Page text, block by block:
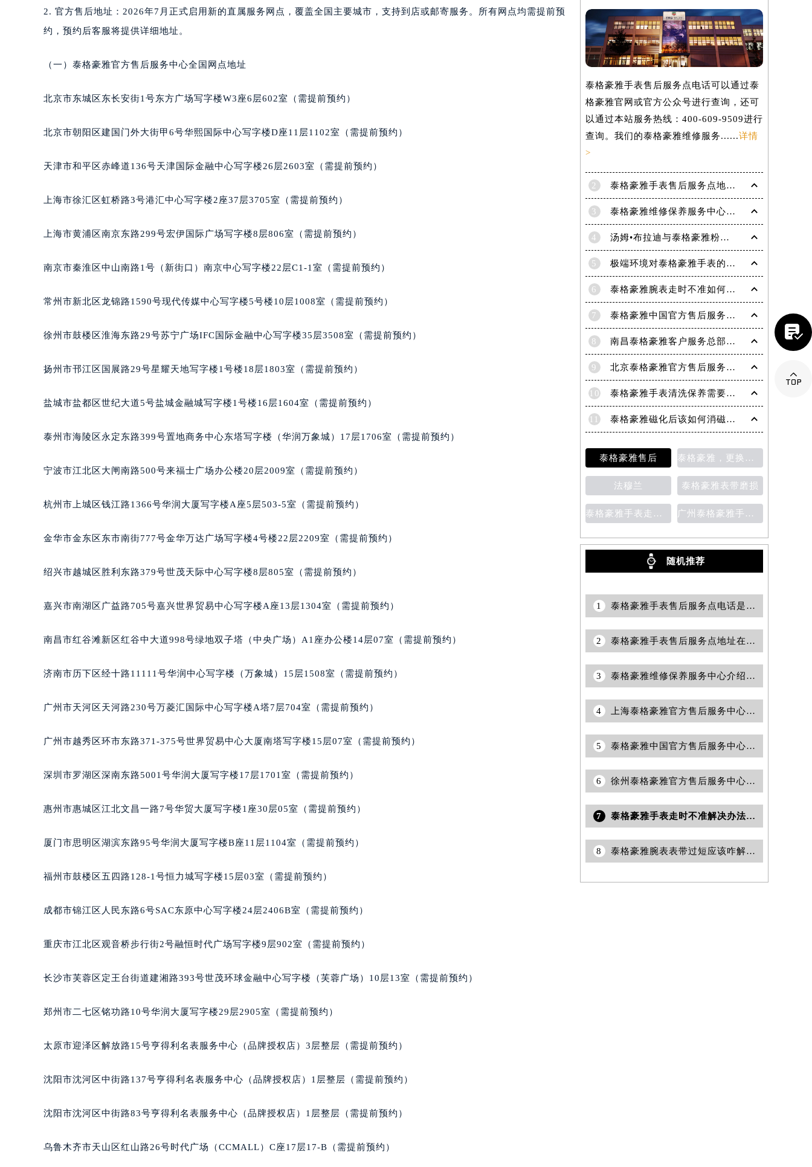
南通市崇川区工农路57号圆融广场写字楼16层1603室（需提前预约）
苏州市苏州工业园区星港街199号苏州中心办公楼C座22层08室（需提前预约）
南宁市青秀区金湖路59号地王大厦12楼1224室（需提前预约）
泉州市丰泽区宝洲路729号浦西万达中心写字楼A座7楼709室（需提前预约）
烟台市芝罘区胜利路139号万达金融中心A座907室（需提前预约）
贵阳市南明区都司高架桥路33号亨特国际金融中心14楼14D（需提前预约）
石家庄市长安区中山东路39号勒泰中心写字楼B座13层07室（需提前预约）
海口市龙华区金贸东路5号海口华润大厦B座17层1707室（需提前预约）
台州市椒江区东海大道1800号腾达中心东1幢20楼2002室（需提前预约）
甘肃省兰州市七里河区西津西路16号兰州中心写字楼21层2102室（需提前预约）
黑龙江省大庆市萨尔图区会战大街泰格豪雅售后服务中心（需提前预约）
黑龙江省黑河市爱辉区中央街泰格豪雅售后服务中心（需提前预约）
黑龙江省佳木斯市向阳区长安路泰格豪雅售后服务中心（需提前预约）
黑龙江省七台河市桃山区大同街泰格豪雅售后服务中心（需提前预约）
黑龙江省双鸭山市尖山区新兴大街泰格豪雅售后服务中心（需提前预约）
黑龙江省伊春市伊美区通河路泰格豪雅售后服务中心（需提前预约）
吉林省白山市浑江区浑江大街泰格豪雅售后服务中心（需提前预约）
吉林省辽源市龙山区人民大街泰格豪雅售后服务中心（需提前预约）
吉林省四平市铁东区紫气大路与南九经街交汇处泰格豪雅售后服务中心（需提前预约）
吉林省通化市东昌区环通乡江南大街泰格豪雅售后服务中心（需提前预约）
辽宁省鞍山市铁东区站前街泰格豪雅售后服务中心（需提前预约）
辽宁省朝阳市双塔区新华路泰格豪雅售后服务中心（需提前预约）
辽宁省抚顺市新抚区东一路泰格豪雅售后服务中心（需提前预约）
辽宁省葫芦岛市连山区中央路泰格豪雅售后服务中心（需提前预约）
辽宁省辽阳市白塔区新运大街泰格豪雅售后服务中心（需提前预约）
辽宁省铁岭市银州区南马路泰格豪雅售后服务中心（需提前预约）
辽宁省沈阳市沈河区中街路137号亨得利名表维修授权店1楼泰格豪雅售后服务中心（需提前预约）
北京市朝阳区建国门外大街甲6号华熙国际中心D座11层1102室泰格豪雅售后服务中心（北京总部）（需提前预约）
河北省保定市竞秀区朝阳北大街北国先天下泰格豪雅售后服务中心（需提前预约）
内蒙古自治区巴彦淖尔市临河区新华街泰格豪雅售后服务中心（需提前预约）
内蒙古自治区赤峰市红山区哈达街泰格豪雅售后服务中心（需提前预约）
内蒙古自治区呼伦贝尔市海拉尔区中央街泰格豪雅售后服务中心（需提前预约）
内蒙古自治区乌海市海勃湾区人民南路泰格豪雅售后服务中心（需提前预约）
内蒙古自治区锡林郭勒盟市锡林浩特市光明街与额尔敦路交叉口泰格豪雅售后服务中心（需提前预约）
山西省大同市平城区迎宾街泰格豪雅售后服务中心（需提前预约）
2. 官方售后地址：2026年7月正式启用新的直属服务网点，覆盖全国主要城市，支持到店或邮寄服务。所有网点均需提前预
约，预约后客服将提供详细地址。
（一）泰格豪雅官方售后服务中心全国网点地址
北京市东城区东长安街1号东方广场写字楼W3座6层602室（需提前预约）
北京市朝阳区建国门外大街甲6号华熙国际中心写字楼D座11层1102室（需提前预约）
天津市和平区赤峰道136号天津国际金融中心写字楼26层2603室（需提前预约）
上海市徐汇区虹桥路3号港汇中心写字楼2座37层3705室（需提前预约）
上海市黄浦区南京东路299号宏伊国际广场写字楼8层806室（需提前预约）
南京市秦淮区中山南路1号（新街口）南京中心写字楼22层C1-1室（需提前预约）
常州市新北区龙锦路1590号现代传媒中心写字楼5号楼10层1008室（需提前预约）
徐州市鼓楼区淮海东路29号苏宁广场IFC国际金融中心写字楼35层3508室（需提前预约）
扬州市邗江区国展路29号星耀天地写字楼1号楼18层1803室（需提前预约）
盐城市盐都区世纪大道5号盐城金融城写字楼1号楼16层1604室（需提前预约）
泰州市海陵区永定东路399号置地商务中心东塔写字楼（华润万象城）17层1706室（需提前预约）
宁波市江北区大闸南路500号来福士广场办公楼20层2009室（需提前预约）
杭州市上城区钱江路1366号华润大厦写字楼A座5层503-5室（需提前预约）
金华市金东区东市南街777号金华万达广场写字楼4号楼22层2209室（需提前预约）
绍兴市越城区胜利东路379号世茂天际中心写字楼8层805室（需提前预约）
嘉兴市南湖区广益路705号嘉兴世界贸易中心写字楼A座13层1304室（需提前预约）
南昌市红谷滩新区红谷中大道998号绿地双子塔（中央广场）A1座办公楼14层07室（需提前预约）
济南市历下区经十路11111号华润中心写字楼（万象城）15层1508室（需提前预约）
广州市天河区天河路230号万菱汇国际中心写字楼A塔7层704室（需提前预约）
广州市越秀区环市东路371-375号世界贸易中心大厦南塔写字楼15层07室（需提前预约）
深圳市罗湖区深南东路5001号华润大厦写字楼17层1701室（需提前预约）
惠州市惠城区江北文昌一路7号华贸大厦写字楼1座30层05室（需提前预约）
厦门市思明区湖滨东路95号华润大厦写字楼B座11层1104室（需提前预约）
福州市鼓楼区五四路128-1号恒力城写字楼15层03室（需提前预约）
成都市锦江区人民东路6号SAC东原中心写字楼24层2406B室（需提前预约）
重庆市江北区观音桥步行街2号融恒时代广场写字楼9层902室（需提前预约）
长沙市芙蓉区定王台街道建湘路393号世茂环球金融中心写字楼（芙蓉广场）10层13室（需提前预约）
郑州市二七区铭功路10号华润大厦写字楼29层2905室（需提前预约）
太原市迎泽区解放路15号亨得利名表服务中心（品牌授权店）3层整层（需提前预约）
沈阳市沈河区中街路137号亨得利名表服务中心（品牌授权店）1层整层（需提前预约）
沈阳市沈河区中街路83号亨得利名表服务中心（品牌授权店）1层整层（需提前预约）
乌鲁木齐市天山区红山路26号时代广场（CCMALL）C座17层17-B（需提前预约）
泰格豪雅手表售后服务点电话可以通过泰
格豪雅官网或官方公众号进行查询，还可
以通过本站服务热线：400-609-9509进行
查询。我们的泰格豪雅维修服务......详情
>
2 泰格豪雅手表售后服务点地址在哪里？
3 泰格豪雅维修保养服务中心介绍 | 泰格豪雅
4 汤姆•布拉迪与泰格豪雅粉丝于波士顿共庆历史性胜利
5 极端环境对泰格豪雅手表的影响(极端环境对手表的危害)
6 泰格豪雅腕表走时不准如何解决
7 泰格豪雅中国官方售后服务中心｜官方电话及详细维修地址权威信息公告（2026年7月最新）
8 南昌泰格豪雅客户服务总部电话中心提供专业售后维修保养服务权威公示（2026年7月最新）
9 北京泰格豪雅官方售后服务中心｜全部网点地址与官方客服电话权威信息公告（2026年7月最新）
10 泰格豪雅手表清洗保养需要多久？
11 泰格豪雅磁化后该如何消磁？为什么会磁化？
泰格豪雅售后 泰格豪雅，更换表带
法穆兰 泰格豪雅表带磨损
泰格豪雅手表走时变快 广州泰格豪雅手表维修服务中心的地址
随机推荐
1 泰格豪雅手表售后服务点电话是多少？
2 泰格豪雅手表售后服务点地址在哪里？
3 泰格豪雅维修保养服务中心介绍 | 泰格豪雅
4 上海泰格豪雅官方售后服务中心｜全新电话和维修门店地址权威信息公告（2026年7月最新）
5 泰格豪雅中国官方售后服务中心｜服务热线及全部官方地址权威信息通告（2026年7月更新）
6 徐州泰格豪雅官方售后服务中心｜维修地址及售后热线权威信息公告（2026年7月最新）
7 泰格豪雅手表走时不准解决办法推荐
8 泰格豪雅腕表表带过短应该咋解决（调整或更换表带的实用指南）

